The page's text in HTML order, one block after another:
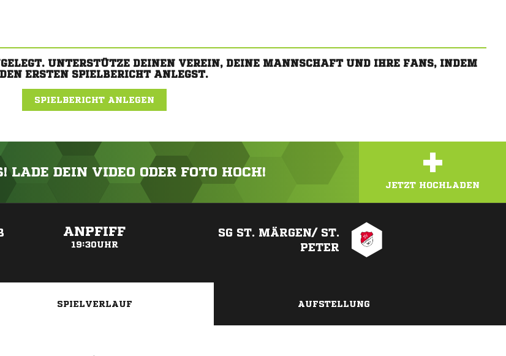
UNTERSTÜTZE DEINEN VEREIN, DEINE MANNSCHAFT UND IHRE FANS, INDEM
ERSTEN SPIELBERICHT ANLEGST.
SPIELBERICHT ANLEGEN
LADE DEIN VIDEO ODER FOTO HOCH! +
JETZT HOCHLADEN
ANPFIFF
19:30UHR
SG ST. MÄRGEN/ ST.
PETER
SPIELVERLAUF AUFSTELLUNG